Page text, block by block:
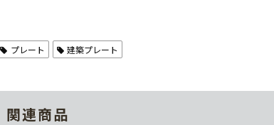
プレート 建築プレート
関連商品